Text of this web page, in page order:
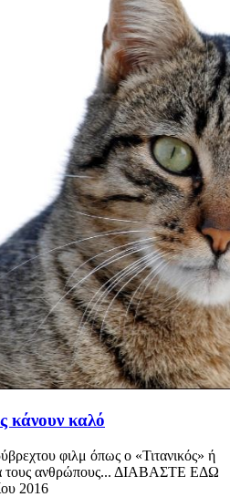
κάνουν καλό
φιλμ όπως ο «Τιτανικός» ή
τους ανθρώπους... ΔΙΑΒΑΣΤΕ ΕΔΩ
2016